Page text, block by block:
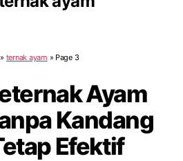
ternak ayam » Page 3
Ayam
Kandang
Efektif